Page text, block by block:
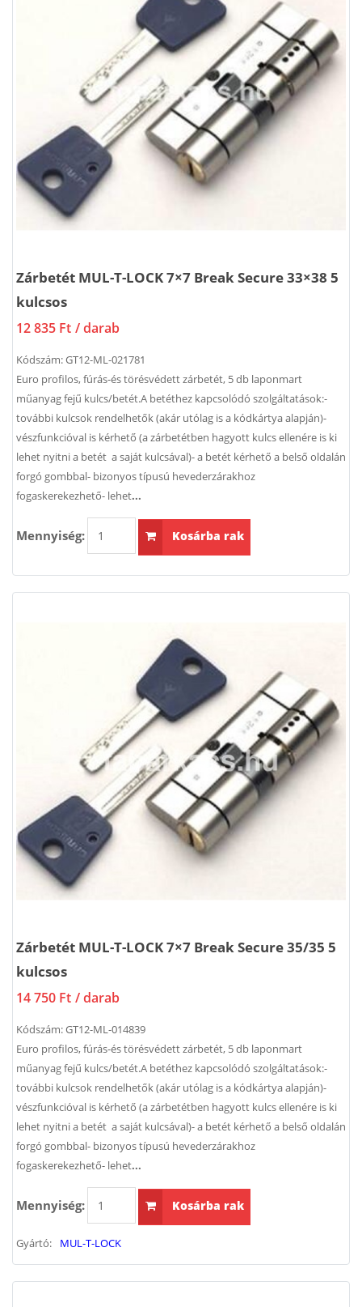
Zárbetét MUL-T-LOCK 7×7 Break Secure 33×38 5
kulcsos
12 835 Ft / darab
Kódszám:GT12-ML-021781
Euro profilos, fúrás-és törésvédett zárbetét, 5 db laponmart
műanyag fejű kulcs/betét.A betéthez kapcsolódó szolgáltatások:-
további kulcsok rendelhetők (akár utólag is a kódkártya alapján)-
vészfunkcióval is kérhető (a zárbetétben hagyott kulcs ellenére is ki
lehet nyitni a betét a saját kulcsával)- a betét kérhető a belső oldalán
forgó gombbal- bizonyos típusú hevederzárakhoz
fogaskerekezhető- lehet...
Mennyiség: Kosárba rak
Zárbetét MUL-T-LOCK 7×7 Break Secure 35/35 5
kulcsos
14 750 Ft / darab
Kódszám:GT12-ML-014839
Euro profilos, fúrás-és törésvédett zárbetét, 5 db laponmart
műanyag fejű kulcs/betét.A betéthez kapcsolódó szolgáltatások:-
további kulcsok rendelhetők (akár utólag is a kódkártya alapján)-
vészfunkcióval is kérhető (a zárbetétben hagyott kulcs ellenére is ki
lehet nyitni a betét a saját kulcsával)- a betét kérhető a belső oldalán
forgó gombbal- bizonyos típusú hevederzárakhoz
fogaskerekezhető- lehet...
Mennyiség: Kosárba rak
Gyártó: MUL-T-LOCK